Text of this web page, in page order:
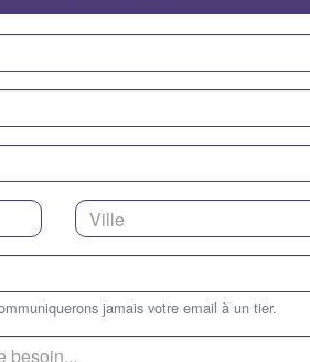
jamais votre email à un tier.